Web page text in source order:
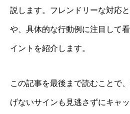
説します。フレンドリーな対応
や、具体的な行動例に注目して
イントを紹介します。
この記事を最後まで読むことで
げないサインも見逃さずにキャ